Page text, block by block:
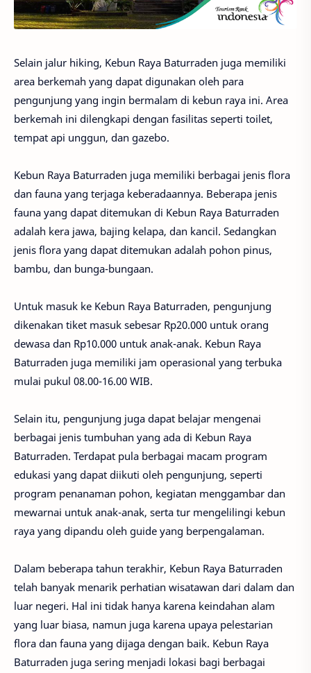
Selain jalur hiking, Kebun Raya Baturraden juga memiliki
area berkemah yang dapat digunakan oleh para
pengunjung yang ingin bermalam di kebun raya ini. Area
berkemah ini dilengkapi dengan fasilitas seperti toilet,
tempat api unggun, dan gazebo.
Kebun Raya Baturraden juga memiliki berbagai jenis flora
dan fauna yang terjaga keberadaannya. Beberapa jenis
fauna yang dapat ditemukan di Kebun Raya Baturraden
adalah kera jawa, bajing kelapa, dan kancil. Sedangkan
jenis flora yang dapat ditemukan adalah pohon pinus,
bambu, dan bunga-bungaan.
Untuk masuk ke Kebun Raya Baturraden, pengunjung
dikenakan tiket masuk sebesar Rp20.000 untuk orang
dewasa dan Rp10.000 untuk anak-anak. Kebun Raya
Baturraden juga memiliki jam operasional yang terbuka
mulai pukul 08.00-16.00 WIB.
Selain itu, pengunjung juga dapat belajar mengenai
berbagai jenis tumbuhan yang ada di Kebun Raya
Baturraden. Terdapat pula berbagai macam program
edukasi yang dapat diikuti oleh pengunjung, seperti
program penanaman pohon, kegiatan menggambar dan
mewarnai untuk anak-anak, serta tur mengelilingi kebun
raya yang dipandu oleh guide yang berpengalaman.
Dalam beberapa tahun terakhir, Kebun Raya Baturraden
telah banyak menarik perhatian wisatawan dari dalam dan
luar negeri. Hal ini tidak hanya karena keindahan alam
yang luar biasa, namun juga karena upaya pelestarian
flora dan fauna yang dijaga dengan baik. Kebun Raya
Baturraden juga sering menjadi lokasi bagi berbagai